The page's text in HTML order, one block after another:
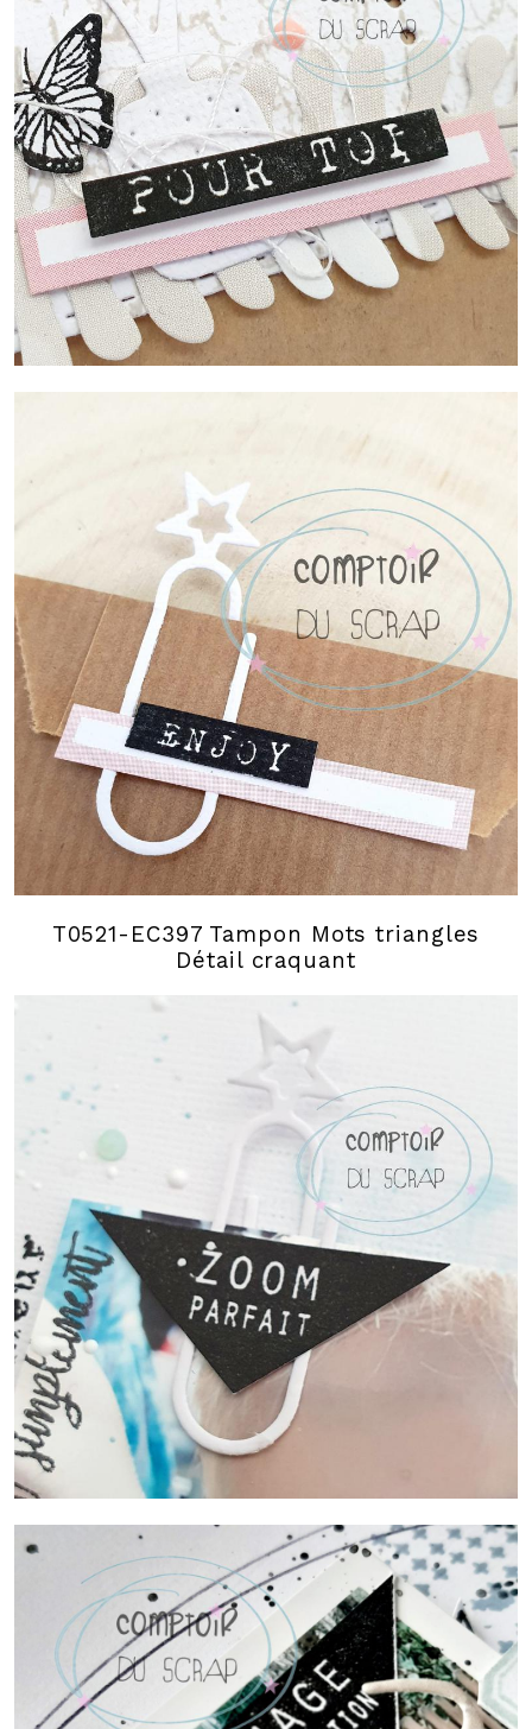
T0521-EC397 Tampon Mots triangles
Détail craquant